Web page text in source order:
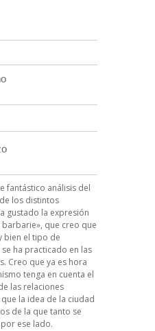
fantástico análisis del
los distintos
gustado la expresión
que creo que
bien el tipo de
ha practicado en las
Creo que ya es hora
tenga en cuenta el
las relaciones
la idea de la ciudad
de la que tanto se
ese lado.